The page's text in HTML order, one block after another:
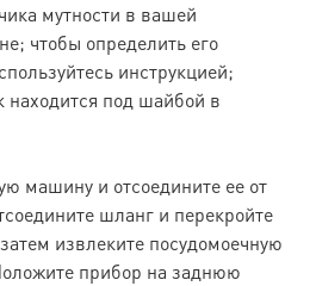
мутности в вашей
чтобы определить его
инструкцией;
находится под шайбой в
машину и отсоедините ее от
шланг и перекройте
извлеките посудомоечную
прибор на заднюю